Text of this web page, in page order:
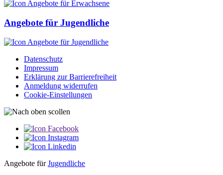
Angebote für Jugendliche
Datenschutz
Impressum
Erklärung zur Barriere­­freiheit
Anmeldung widerrufen
Cookie-Einstellungen
Angebote fürJugendliche